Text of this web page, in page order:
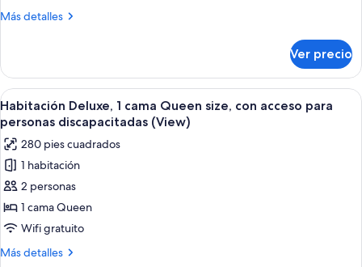
cama
(View)
Más detalles
Más
Deluxe,
cama
Queen
size
(View)
Ver precio
Abrir
todas
las
fotos
de
Habitación
Deluxe,
1
cama
Una habitación de hotel con cama,
6
Habitación Deluxe, 1 cama Queen size, con acceso para
personas discapacitadas (View)
280 pies cuadrados
1 habitación
2 personas
1 cama Queen
Wifi gratuito
Más detalles
Más